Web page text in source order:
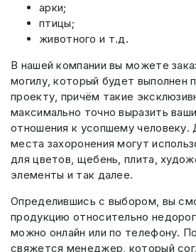
арки;
птицы;
животного и т.д.
В нашей компании вы можете
могилу, который будет выполнен
проекту, причём такие
максимально точно выразить
отношения к усопшему человеку.
места захоронения могут
для цветов, щебень, плита,
элементы и так далее.
Определившись с выбором, вы
продукцию относительно
можно онлайн или по телефону.
свяжется менеджер, который